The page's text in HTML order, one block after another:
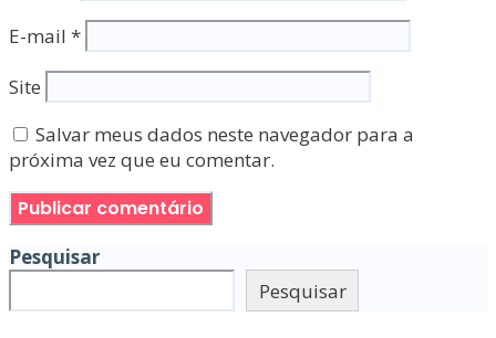
E-mail *
Site
Salvar meus dados neste navegador para a
próxima vez que eu comentar.
Pesquisar
Pesquisar